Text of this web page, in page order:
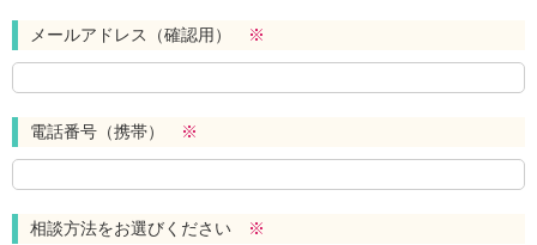
メールアドレス（確認用） ※
電話番号（携帯） ※
相談方法をお選びください ※